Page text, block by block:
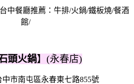
頭火鍋】(永春店)
中市南屯區永春東七路855號